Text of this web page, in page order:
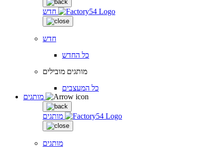
חדש
חדש
כל החדש
מותגים מובילים
כל המעצבים
מותגים
מותגים